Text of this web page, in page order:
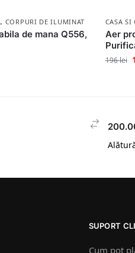
, CORPURI DE ILUMINAT
de mana Q556,
CASA SI
Aer
196lei
SUPORT
Cum pot